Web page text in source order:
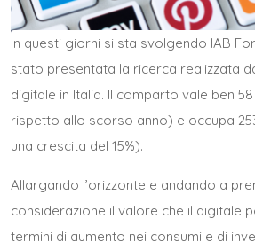
In questi giorni si sta svolgendo IAB
stato presentata la ricerca realizzata
digitale in Italia. Il comparto vale ben
rispetto allo scorso anno) e occupa
una crescita del 15%).
Allargando l’orizzonte e andando a
considerazione il valore che il digitale
termini di aumento nei consumi e di